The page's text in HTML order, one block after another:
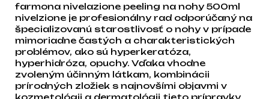
farmona nivelazione peeling na nohy 500ml
nivelzione je profesionálny rad odporúčaný na
špecializovanú starostlivosť o nohy v prípade
mimoriadne častých a charakteristických
problémov, ako sú hyperkeratóza,
hyperhidróza, opuchy. Vďaka vhodne
zvoleným účinným látkam, kombinácii
prírodných zložiek s najnovšími objavmi v
kozmetológii a dermatológii tieto prípravky